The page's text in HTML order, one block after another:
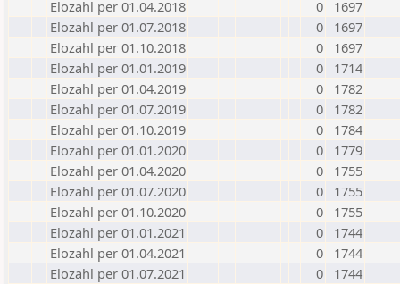
Elozahl per 01.04.2018
0
1697
Elozahl per 01.07.2018
0
1697
Elozahl per 01.10.2018
0
1697
Elozahl per 01.01.2019
0
1714
Elozahl per 01.04.2019
0
1782
Elozahl per 01.07.2019
0
1782
Elozahl per 01.10.2019
0
1784
Elozahl per 01.01.2020
0
1779
Elozahl per 01.04.2020
0
1755
Elozahl per 01.07.2020
0
1755
Elozahl per 01.10.2020
0
1755
Elozahl per 01.01.2021
0
1744
Elozahl per 01.04.2021
0
1744
Elozahl per 01.07.2021
0
1744